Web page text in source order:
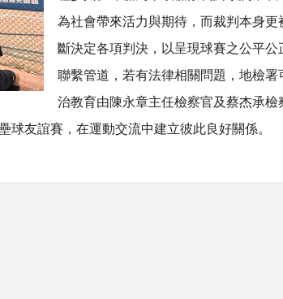
為社會帶來活力與期待，而裁判本身
斷決定各項判決，以呈現球賽之公平
聯繫管道，若有法律相關問題，地檢
治教育由陳永章主任檢察官及蔡杰承
球友誼賽，在運動交流中建立彼此良好關係。